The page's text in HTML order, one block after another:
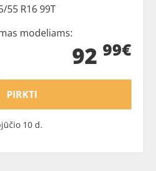
55 R16 99T
modeliams:
92 99€
PIRKTI
10 d.